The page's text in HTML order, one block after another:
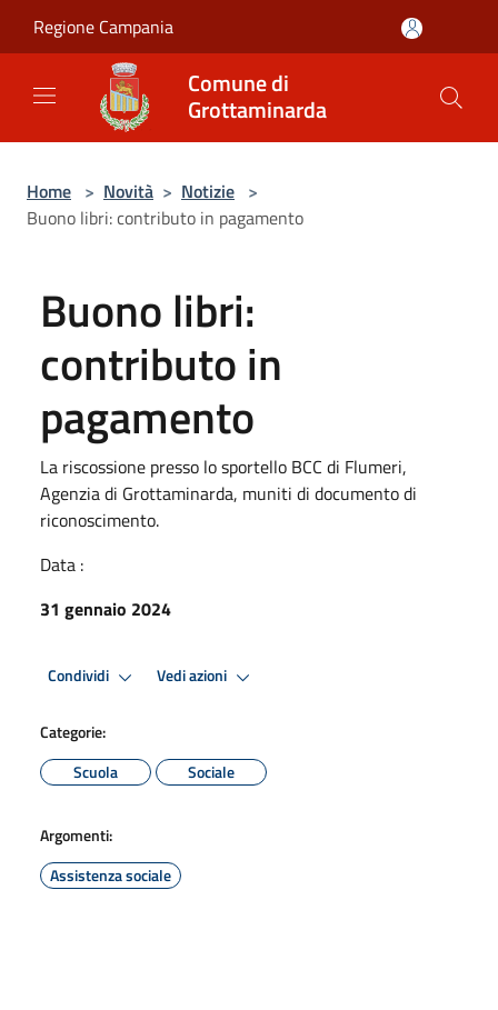
Regione Campania
Comune di
Grottaminarda
Home > Novità > Notizie >
Buono libri: contributo in pagamento
Buono libri:
contributo in
pagamento
La riscossione presso lo sportello BCC di Flumeri,
Agenzia di Grottaminarda, muniti di documento di
riconoscimento.
Data :
31 gennaio 2024
Condividi Vedi azioni
Categorie:
Scuola
Sociale
Argomenti:
Assistenza sociale